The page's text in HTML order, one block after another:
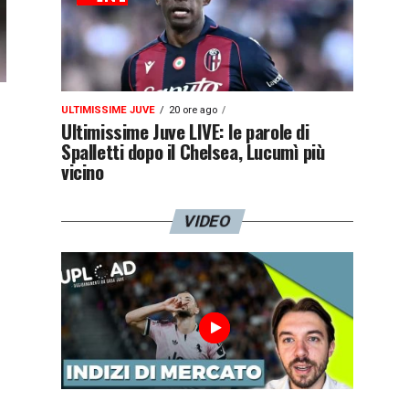
ULTIMISSIME JUVE 20 ore ago
Ultimissime Juve LIVE: le parole di
Spalletti dopo il Chelsea, Lucumì più
vicino
VIDEO